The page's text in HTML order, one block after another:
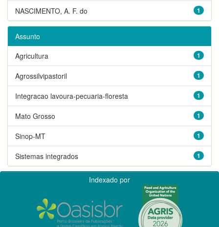
1
NASCIMENTO, A. F. do
Assunto
1
Agricultura
1
Agrossilvipastoril
1
Integracao lavoura-pecuaria-floresta
1
Mato Grosso
1
Sinop-MT
1
Sistemas integrados
Indexado por